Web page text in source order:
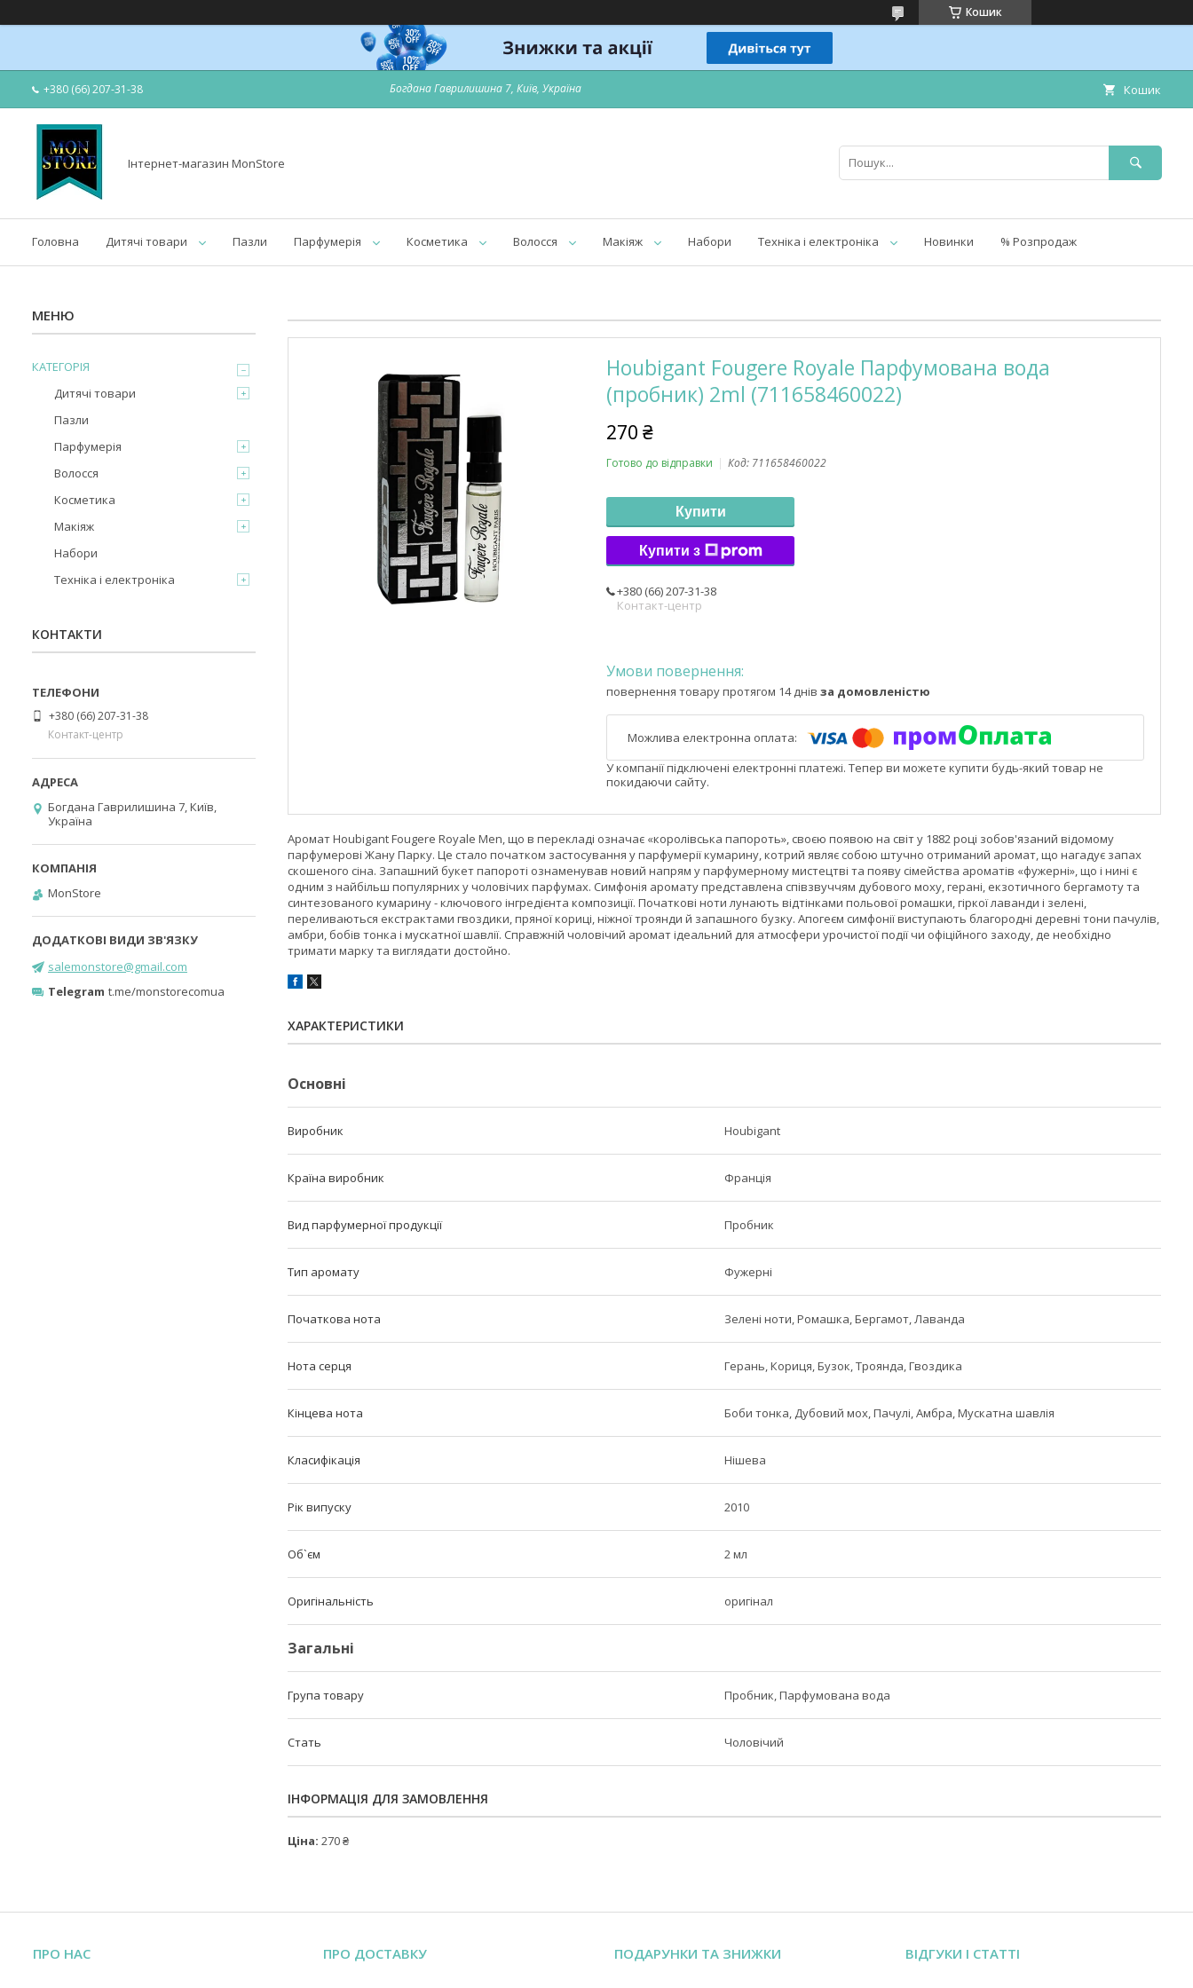
Кошик
+380 (66) 207-31-38 Богдана Гаврилишина 7, Київ, Україна Кошик
Інтернет-магазин MonStore
Головна Дитячі товари Пазли Парфумерія Косметика Волосся Макіяж Набори Техніка і електроніка Новинки % Розпродаж
Houbigant Fougere Royale Парфумована вода
(пробник) 2ml (711658460022)
270 ₴
Готово до відправки Код: 711658460022
Купити
Купити з
+380 (66) 207-31-38
Контакт-центр
повернення товару протягом 14 днів за домовленістю
У компанії підключені електронні платежі. Тепер ви можете купити будь-який товар не
покидаючи сайту.
Аромат Houbigant Fougere Royale Men, що в перекладі означає «королівська папороть», своєю появою на світ у 1882 році зобов'язаний відомому
парфумерові Жану Парку. Це стало початком застосування у парфумерії кумарину, котрий являє собою штучно отриманий аромат, що нагадує запах
скошеного сіна. Запашний букет папороті ознаменував новий напрям у парфумерному мистецтві та появу сімейства ароматів «фужерні», що і нині є
одним з найбільш популярних у чоловічих парфумах. Симфонія аромату представлена співзвуччям дубового моху, герані, екзотичного бергамоту та
синтезованого кумарину - ключового інгредієнта композиції. Початкові ноти лунають відтінками польової ромашки, гіркої лаванди і зелені,
переливаються екстрактами гвоздики, пряної кориці, ніжної троянди й запашного бузку. Апогеєм симфонії виступають благородні деревні тони пачулів,
амбри, бобів тонка і мускатної шавлії. Справжній чоловічий аромат ідеальний для атмосфери урочистої події чи офіційного заходу, де необхідно
тримати марку та виглядати достойно.
ХАРАКТЕРИСТИКИ
Основні
Виробник Houbigant
Країна виробник Франція
Вид парфумерної продукції Пробник
Тип аромату Фужерні
Початкова нота Зелені ноти, Ромашка, Бергамот, Лаванда
Нота серця Герань, Кориця, Бузок, Троянда, Гвоздика
Кінцева нота Боби тонка, Дубовий мох, Пачулі, Амбра, Мускатна шавлія
Класифікація Нішева
Рік випуску 2010
Об`єм 2 мл
Оригінальність оригінал
Загальні
Група товару Пробник, Парфумована вода
Стать Чоловічий
ІНФОРМАЦІЯ ДЛЯ ЗАМОВЛЕННЯ
Ціна: 270 ₴
КАТЕГОРІЯ
Дитячі товари
Пазли
Парфумерія
Волосся
Косметика
Макіяж
Набори
Техніка і електроніка
КОНТАКТИ
+380 (66) 207-31-38
Контакт-центр
Богдана Гаврилишина 7, Київ,
Україна
MonStore
salemonstore@gmail.com
Telegram t.me/monstorecomua
ПРО НАС ПРО ДОСТАВКУ ПОДАРУНКИ ТА ЗНИЖКИ ВІДГУКИ І СТАТТІ